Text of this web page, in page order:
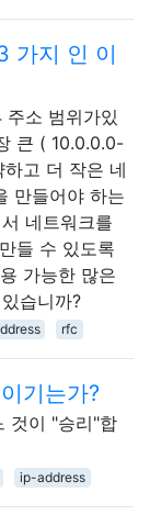
가지 인 이
소 범위가있
큰 ( 10.0.0.0-
고 더 작은 네
만들어야 하는
네트워크를
들 수 있도록
가능한 많은
습니까?
rfc
기는가?
것이 "승리"합
ip-address